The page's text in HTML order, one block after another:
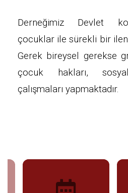
Derneğimiz Devlet
çocuklar ile sürekli bir
Gerek bireysel gerekse
çocuk hakları,
çalışmaları yapmaktadır.